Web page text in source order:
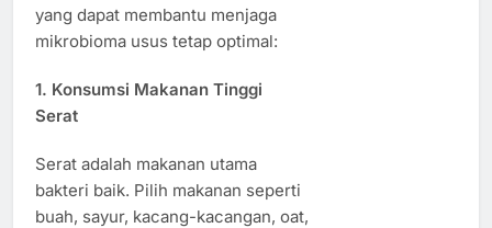
yang dapat membantu menjaga
mikrobioma usus tetap optimal:
1. Konsumsi Makanan Tinggi
Serat
Serat adalah makanan utama
bakteri baik. Pilih makanan seperti
buah, sayur, kacang-kacangan, oat,